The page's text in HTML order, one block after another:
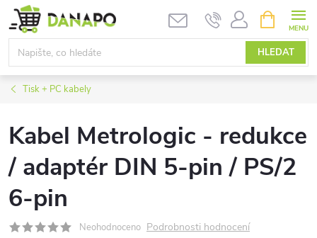
Přejít
na
obsah
HLEDAT
NÁKUPNÍ
KOŠÍK
Tisk + PC kabely
Kabel Metrologic - redukce
/ adaptér DIN 5-pin / PS/2
6-pin
Neohodnoceno Podrobnosti hodnocení